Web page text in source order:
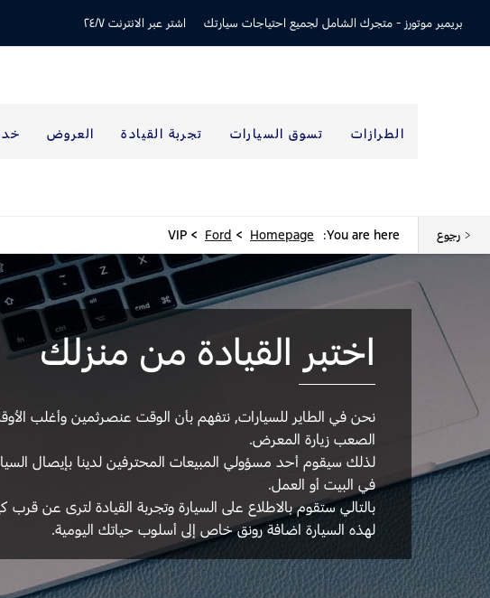
بريمير موتورز - متجرك الشامل لجميع احتياجات سيارتك اشتر عبر الانترنت ٢٤/٧
الطرازات تسوق السيارات تجربة القيادة العروض
رجوع You are here:
Homepage
>
Ford
>
VIP
اختبر القيادة من منزلك
نحن في الطاير للسيارات, نتفهم بأن الوقت عنصرثمين وأغلب
الصعب زيارة المعرض.
لذلك سيقوم أحد مسؤولي المبيعات المحترفين لدينا بإيصال
في البيت أو العمل.
بالتالي ستقوم بالاطلاع على السيارة وتجربة القيادة لترى عن
لهذه السيارة اضافة رونق خاص إلى أسلوب حياتك اليومية.